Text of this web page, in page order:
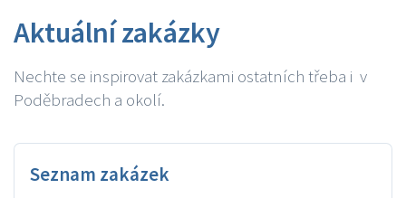
Aktuální zakázky
Nechte se inspirovat zakázkami ostatních třeba i v
Poděbradech a okolí.
Seznam zakázek